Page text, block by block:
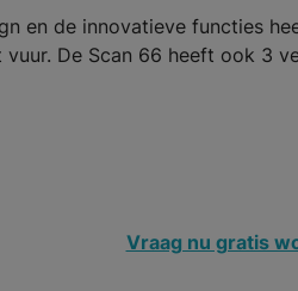
en de innovatieve functies
De Scan 66 heeft ook 3
Vraag nu gratis